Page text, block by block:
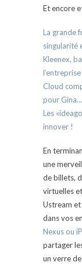
Et encore
La grande
singularité
Kleenex,
Cloud
pour Gina…
Les
innover !
En
une
de billets,
virtuelles
Ustream
dans vos
Nexus ou
partager
un verre